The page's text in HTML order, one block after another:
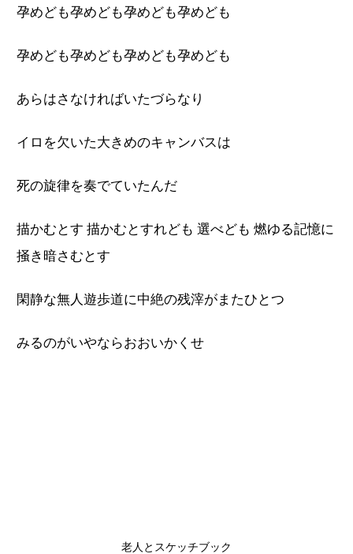
孕めども孕めども孕めども孕めども
孕めども孕めども孕めども孕めども
あらはさなければいたづらなり
イロを欠いた大きめのキャンバスは
死の旋律を奏でていたんだ
描かむとす 描かむとすれども 選べども 燃ゆる記憶に
掻き暗さむとす
閑静な無人遊歩道に中絶の残滓がまたひとつ
みるのがいやならおおいかくせ
老人とスケッチブック